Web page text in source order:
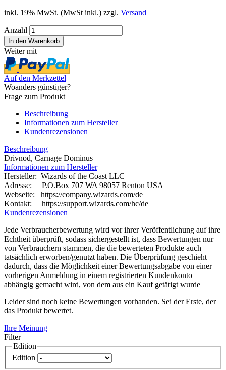
inkl. 19% MwSt. (MwSt inkl.) zzgl. Versand
Anzahl
Weiter mit
Auf den Merkzettel
Woanders günstiger?
Frage zum Produkt
Beschreibung
Informationen zum Hersteller
Kundenrezensionen
Beschreibung
Drivnod, Carnage Dominus
Informationen zum Hersteller
Hersteller: Wizards of the Coast LLC
Adresse: P.O.Box 707 WA 98057 Renton USA
Webseite:
https://company.wizards.com/de
Kontakt: https://support.wizards.com/hc/de
Kundenrezensionen
Jede Verbraucherbewertung wird vor ihrer Veröffentlichung auf ihre
Echtheit überprüft, sodass sichergestellt ist, dass Bewertungen nur
von Verbrauchern stammen, die die bewerteten Produkte auch
tatsächlich erworben/genutzt haben. Die Überprüfung geschieht
dadurch, dass die Möglichkeit einer Bewertungsabgabe von einer
vorherigen Anmeldung in einem registrierten Kundenkonto
abhängig gemacht wird, von dem aus ein Kauf getätigt wurde
Leider sind noch keine Bewertungen vorhanden. Sei der Erste, der
das Produkt bewertet.
Ihre Meinung
Filter
Edition
Edition